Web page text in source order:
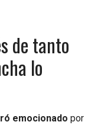
de tanto
lo
emocionado por